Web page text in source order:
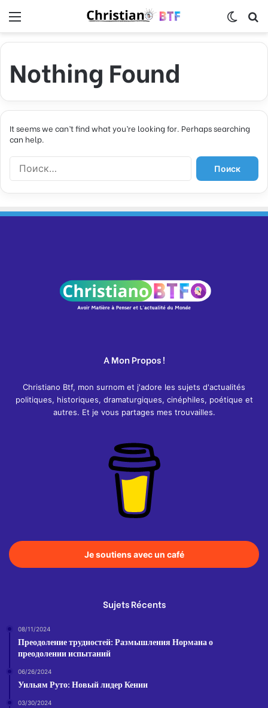
Nothing Found
It seems we can’t find what you’re looking for. Perhaps searching
can help.
Н
и
A Mon Propos !
Christiano Btf, mon surnom et j'adore les sujets d'actualités
politiques, historiques, dramaturgiques, cinéphiles, poétique et
autres. Et je vous partages mes trouvailles.
Je soutiens avec un café
Sujets Récents
08/11/2024
Преодоление трудностей: Размышления Нормана о
преодолении испытаний
06/26/2024
Уильям Руто: Новый лидер Кении
03/30/2024